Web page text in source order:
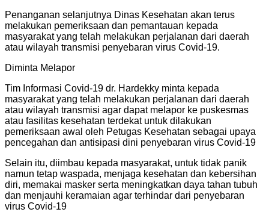
Penanganan selanjutnya Dinas Kesehatan akan terus
melakukan pemeriksaan dan pemantauan kepada
masyarakat yang telah melakukan perjalanan dari daerah
atau wilayah transmisi penyebaran virus Covid-19.
Diminta Melapor
Tim Informasi Covid-19 dr. Hardekky minta kepada
masyarakat yang telah melakukan perjalanan dari daerah
atau wilayah transmisi agar dapat melapor ke puskesmas
atau fasilitas kesehatan terdekat untuk dilakukan
pemeriksaan awal oleh Petugas Kesehatan sebagai upaya
pencegahan dan antisipasi dini penyebaran virus Covid-19
Selain itu, diimbau kepada masyarakat, untuk tidak panik
namun tetap waspada, menjaga kesehatan dan kebersihan
diri, memakai masker serta meningkatkan daya tahan tubuh
dan menjauhi keramaian agar terhindar dari penyebaran
virus Covid-19